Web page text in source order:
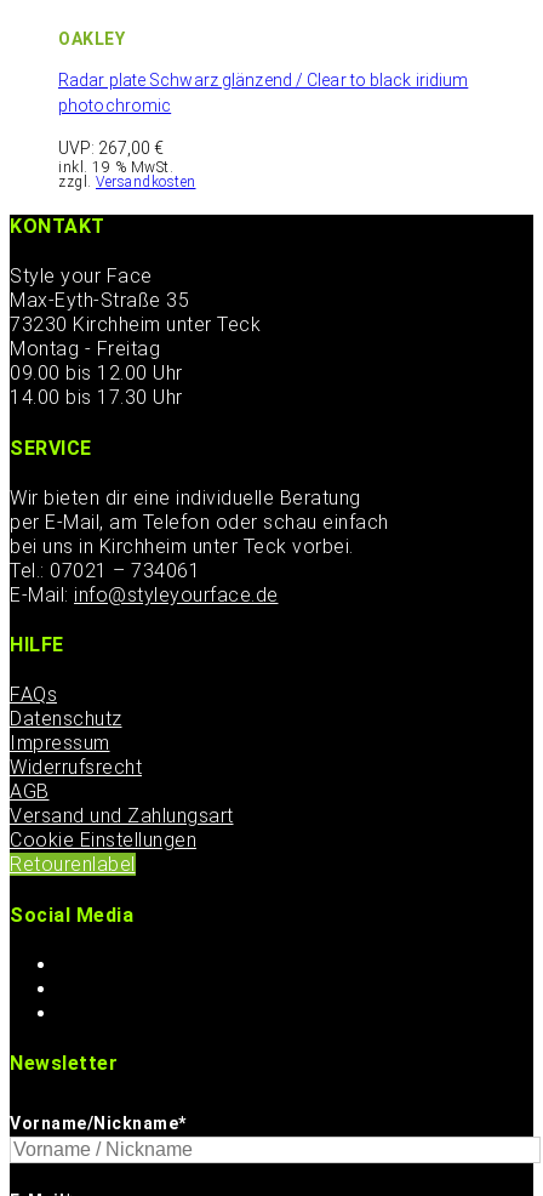
OAKLEY
Radar plate Schwarz glänzend / Clear to black iridium
photochromic
UVP: 267,00 €
inkl. 19 % MwSt.
zzgl. Versandkosten
KONTAKT
Style your Face
Max-Eyth-Straße 35
73230 Kirchheim unter Teck
Montag - Freitag
09.00 bis 12.00 Uhr
14.00 bis 17.30 Uhr
SERVICE
Wir bieten dir eine individuelle Beratung
per E-Mail, am Telefon oder schau einfach
bei uns in Kirchheim unter Teck vorbei.
Tel.: 07021 – 734061
E-Mail: info@styleyourface.de
HILFE
FAQs
Datenschutz
Impressum
Widerrufsrecht
AGB
Versand und Zahlungsart
Cookie Einstellungen
Retourenlabel
Social Media
Newsletter
Vorname/Nickname*